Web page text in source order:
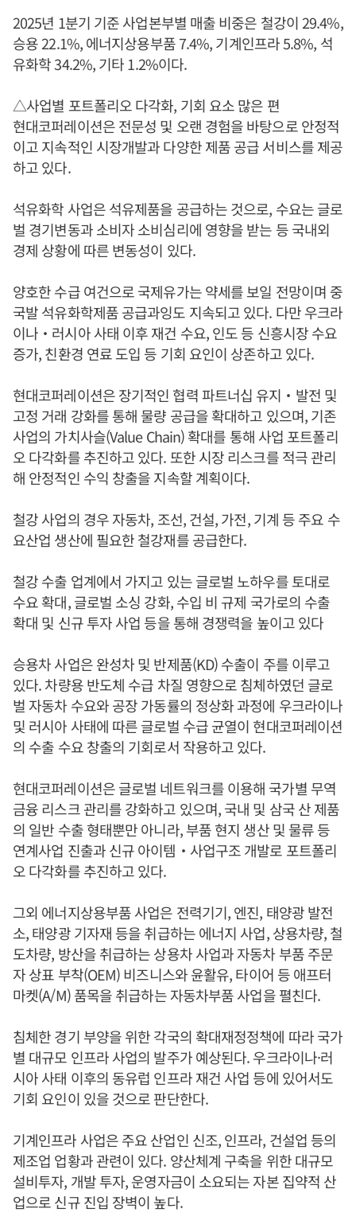
2025년 1분기 기준 사업본부별 매출 비중은 철강이 29.4%,
승용 22.1%, 에너지상용부품 7.4%, 기계인프라 5.8%, 석
유화학 34.2%, 기타 1.2%이다.
△사업별 포트폴리오 다각화, 기회 요소 많은 편
현대코퍼레이션은 전문성 및 오랜 경험을 바탕으로 안정적
이고 지속적인 시장개발과 다양한 제품 공급 서비스를 제공
하고 있다.
석유화학 사업은 석유제품을 공급하는 것으로, 수요는 글로
벌 경기변동과 소비자 소비심리에 영향을 받는 등 국내외
경제 상황에 따른 변동성이 있다.
양호한 수급 여건으로 국제유가는 약세를 보일 전망이며 중
국발 석유화학제품 공급과잉도 지속되고 있다. 다만 우크라
이나‧러시아 사태 이후 재건 수요, 인도 등 신흥시장 수요
증가, 친환경 연료 도입 등 기회 요인이 상존하고 있다.
현대코퍼레이션은 장기적인 협력 파트너십 유지‧발전 및
고정 거래 강화를 통해 물량 공급을 확대하고 있으며, 기존
사업의 가치사슬(Value Chain) 확대를 통해 사업 포트폴리
오 다각화를 추진하고 있다. 또한 시장 리스크를 적극 관리
해 안정적인 수익 창출을 지속할 계획이다.
철강 사업의 경우 자동차, 조선, 건설, 가전, 기계 등 주요 수
요산업 생산에 필요한 철강재를 공급한다.
철강 수출 업계에서 가지고 있는 글로벌 노하우를 토대로
수요 확대, 글로벌 소싱 강화, 수입 비 규제 국가로의 수출
확대 및 신규 투자 사업 등을 통해 경쟁력을 높이고 있다
승용차 사업은 완성차 및 반제품(KD) 수출이 주를 이루고
있다. 차량용 반도체 수급 차질 영향으로 침체하였던 글로
벌 자동차 수요와 공장 가동률의 정상화 과정에 우크라이나
및 러시아 사태에 따른 글로벌 수급 균열이 현대코퍼레이션
의 수출 수요 창출의 기회로서 작용하고 있다.
현대코퍼레이션은 글로벌 네트워크를 이용해 국가별 무역
금융 리스크 관리를 강화하고 있으며, 국내 및 삼국 산 제품
의 일반 수출 형태뿐만 아니라, 부품 현지 생산 및 물류 등
연계사업 진출과 신규 아이템‧사업구조 개발로 포트폴리
오 다각화를 추진하고 있다.
그외 에너지상용부품 사업은 전력기기, 엔진, 태양광 발전
소, 태양광 기자재 등을 취급하는 에너지 사업, 상용차량, 철
도차량, 방산을 취급하는 상용차 사업과 자동차 부품 주문
자 상표 부착(OEM) 비즈니스와 윤활유, 타이어 등 애프터
마켓(A/M) 품목을 취급하는 자동차부품 사업을 펼친다.
침체한 경기 부양을 위한 각국의 확대재정정책에 따라 국가
별 대규모 인프라 사업의 발주가 예상된다. 우크라이나·러
시아 사태 이후의 동유럽 인프라 재건 사업 등에 있어서도
기회 요인이 있을 것으로 판단한다.
기계인프라 사업은 주요 산업인 신조, 인프라, 건설업 등의
제조업 업황과 관련이 있다. 양산체계 구축을 위한 대규모
설비투자, 개발 투자, 운영자금이 소요되는 자본 집약적 산
업으로 신규 진입 장벽이 높다.